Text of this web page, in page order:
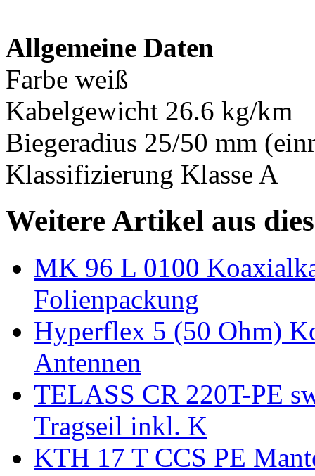
Allgemeine Daten
Farbe weiß
Kabelgewicht 26.6 kg/km
Biegeradius 25/50 mm
Klassifizierung Klasse A
Weitere Artikel aus
MK 96 L 0100
Folienpackung
Hyperflex 5 (50 Ohm)
Antennen
TELASS CR 220T-PE
Tragseil inkl. K
KTH 17 T CCS PE